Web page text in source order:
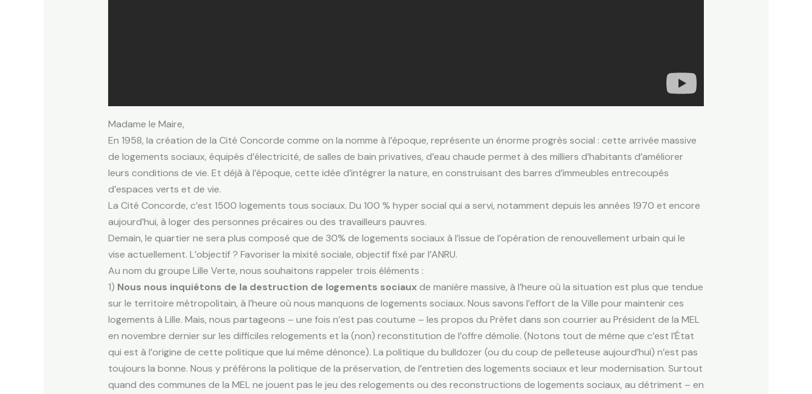
Madame le Maire,
En 1958, la création de la Cité Concorde comme on la nomme à l’époque, représente un énorme progrès social : cette arrivée massive
de logements sociaux, équipés d’électricité, de salles de bain privatives, d’eau chaude permet à des milliers d’habitants d’améliorer
leurs conditions de vie. Et déjà à l’époque, cette idée d’intégrer la nature, en construisant des barres d’immeubles entrecoupés
d’espaces verts et de vie.
La Cité Concorde, c’est 1500 logements tous sociaux. Du 100 % hyper social qui a servi, notamment depuis les années 1970 et encore
aujourd’hui, à loger des personnes précaires ou des travailleurs pauvres.
Demain, le quartier ne sera plus composé que de 30% de logements sociaux à l’issue de l’opération de renouvellement urbain qui le
vise actuellement. L’objectif ? Favoriser la mixité sociale, objectif fixé par l’ANRU.
Au nom du groupe Lille Verte, nous souhaitons rappeler trois éléments :
1) Nous nous inquiétons de la destruction de logements sociauxde manière massive, à l’heure où la situation est plus que tendue
sur le territoire métropolitain, à l’heure où nous manquons de logements sociaux. Nous savons l’effort de la Ville pour maintenir ces
logements à Lille. Mais, nous partageons – une fois n’est pas coutume – les propos du Préfet dans son courrier au Président de la MEL
en novembre dernier sur les difficiles relogements et la (non) reconstitution de l’offre démolie. (Notons tout de même que c’est l’État
qui est à l’origine de cette politique que lui même dénonce). La politique du bulldozer (ou du coup de pelleteuse aujourd’hui) n’est pas
toujours la bonne. Nous y préférons la politique de la préservation, de l’entretien des logements sociaux et leur modernisation. Surtout
quand des communes de la MEL ne jouent pas le jeu des relogements ou des reconstructions de logements sociaux, au détriment – en